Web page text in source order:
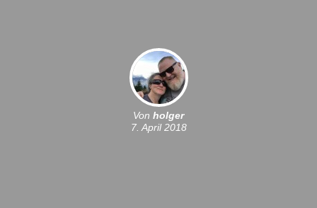
Von holger
7. April 2018